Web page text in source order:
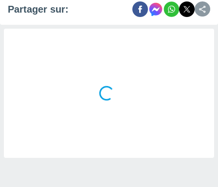
Partager sur: